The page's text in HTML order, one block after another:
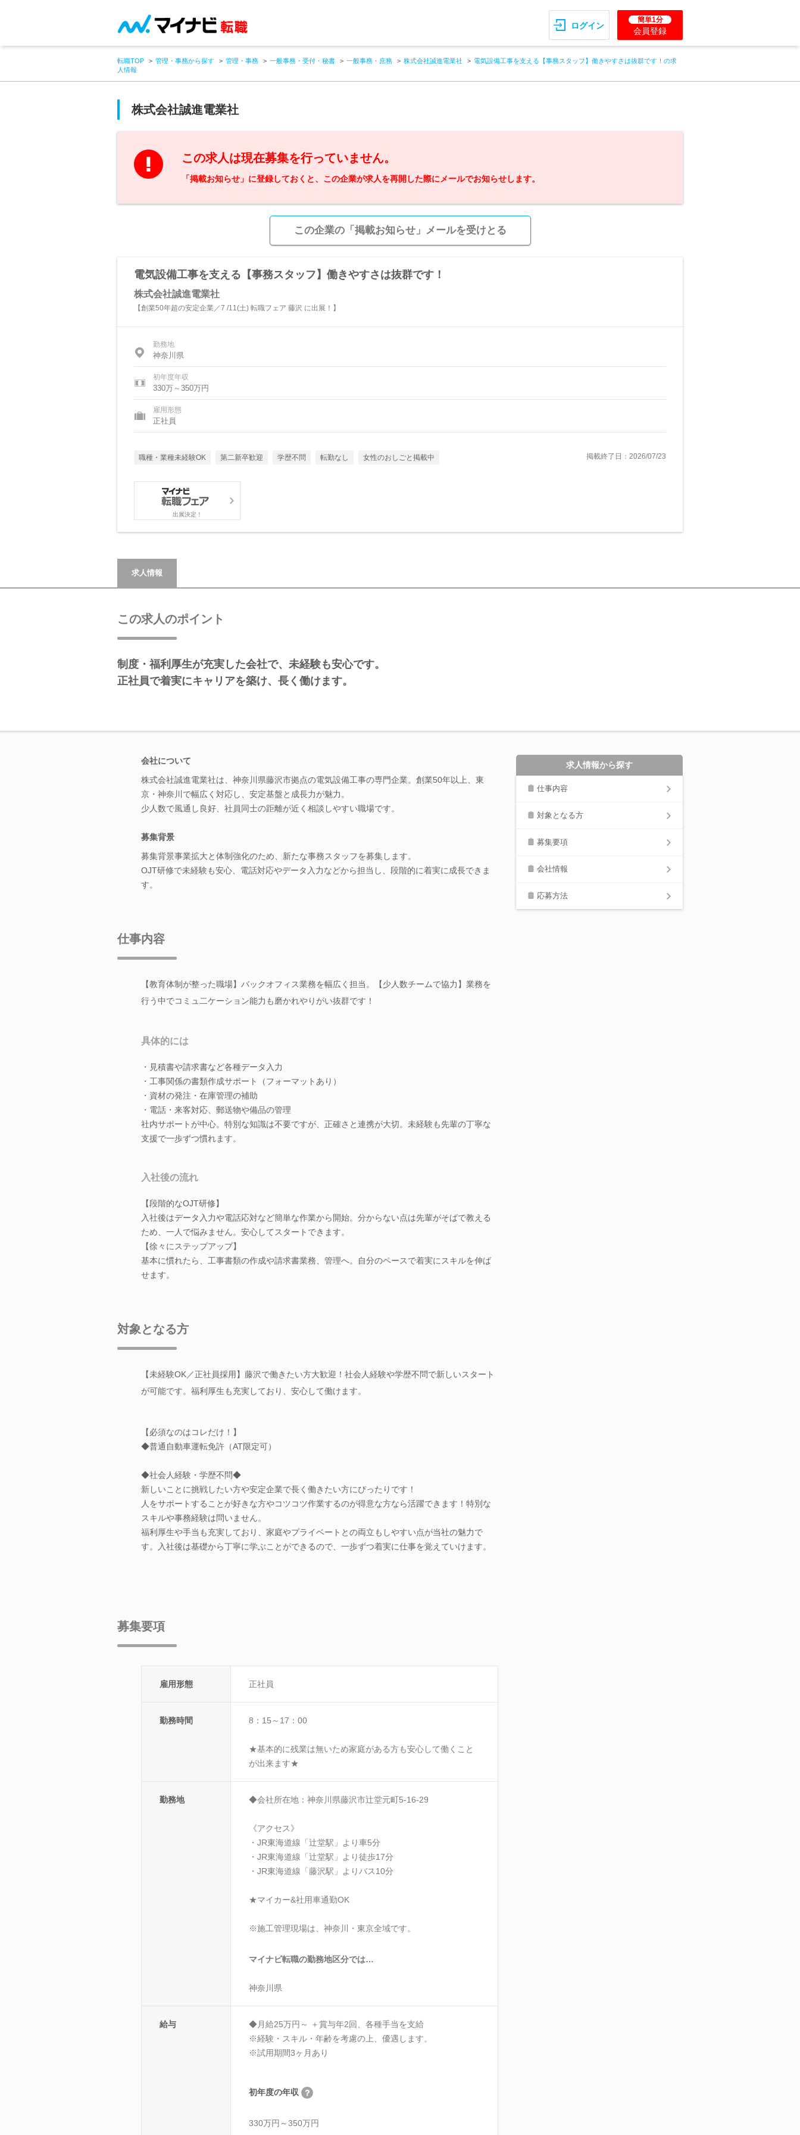
ログイン
簡単1分
会員登録
転職TOP 管理・事務から探す 管理・事務 一般事務・受付・秘書 一般事務・庶務 株式会社誠進電業社
電気設備工事を支える【事務スタッフ】働きやすさは抜群です！の求
人情報
株式会社誠進電業社
この求人は現在募集を行っていません。
「掲載お知らせ」に登録しておくと、この企業が求人を再開した際にメールでお知らせします。
この企業の「掲載お知らせ」メールを受けとる
電気設備工事を支える【事務スタッフ】働きやすさは抜群です！
株式会社誠進電業社
【創業50年超の安定企業／7 /11(土) 転職フェア 藤沢 に出展！】
勤務地
神奈川県
初年度年収
330万～350万円
雇用形態
正社員
職種・業種未経験OK 第二新卒歓迎 学歴不問 転勤なし 女性のおしごと掲載中 掲載終了日：2026/07/23
出展決定！
求人情報
この求人のポイント
制度・福利厚生が充実した会社で、未経験も安心です。
正社員で着実にキャリアを築け、長く働けます。
会社について
株式会社誠進電業社は、神奈川県藤沢市拠点の電気設備工事の専門企業。創業50年以上、東
京・神奈川で幅広く対応し、安定基盤と成長力が魅力。
少人数で風通し良好、社員同士の距離が近く相談しやすい職場です。
募集背景
募集背景事業拡大と体制強化のため、新たな事務スタッフを募集します。
OJT研修で未経験も安心、電話対応やデータ入力などから担当し、段階的に着実に成長できま
す。
仕事内容
【教育体制が整った職場】バックオフィス業務を幅広く担当。【少人数チームで協力】業務を
行う中でコミュ二ケーション能力も磨かれやりがい抜群です！
具体的には
・見積書や請求書など各種データ入力
・工事関係の書類作成サポート（フォーマットあり）
・資材の発注・在庫管理の補助
・電話・来客対応、郵送物や備品の管理
社内サポートが中心。特別な知識は不要ですが、正確さと連携が大切。未経験も先輩の丁寧な
支援で一歩ずつ慣れます。
入社後の流れ
【段階的なOJT研修】
入社後はデータ入力や電話応対など簡単な作業から開始。分からない点は先輩がそばで教える
ため、一人で悩みません。安心してスタートできます。
【徐々にステップアップ】
基本に慣れたら、工事書類の作成や請求書業務、管理へ。自分のペースで着実にスキルを伸ば
せます。
対象となる方
【未経験OK／正社員採用】藤沢で働きたい方大歓迎！社会人経験や学歴不問で新しいスタート
が可能です。福利厚生も充実しており、安心して働けます。
【必須なのはコレだけ！】
◆普通自動車運転免許（AT限定可）
◆社会人経験・学歴不問◆
新しいことに挑戦したい方や安定企業で長く働きたい方にぴったりです！
人をサポートすることが好きな方やコツコツ作業するのが得意な方なら活躍できます！特別な
スキルや事務経験は問いません。
福利厚生や手当も充実しており、家庭やプライベートとの両立もしやすい点が当社の魅力で
す。入社後は基礎から丁寧に学ぶことができるので、一歩ずつ着実に仕事を覚えていけます。
募集要項
雇用形態 正社員
勤務時間 8：15～17：00
★基本的に残業は無いため家庭がある方も安心して働くこと
が出来ます★
勤務地 ◆会社所在地：神奈川県藤沢市辻堂元町5-16-29
《アクセス》
・JR東海道線「辻堂駅」より車5分
・JR東海道線「辻堂駅」より徒歩17分
・JR東海道線「藤沢駅」よりバス10分
★マイカー&社用車通勤OK
※施工管理現場は、神奈川・東京全域です。
マイナビ転職の勤務地区分では…
神奈川県
給与
◆月給25万円～ ＋賞与年2回、各種手当を支給
※経験・スキル・年齢を考慮の上、優遇します。
※試用期間3ヶ月あり
初年度の年収
330万円～350万円
求人情報から探す
仕事内容
対象となる方
募集要項
会社情報
応募方法